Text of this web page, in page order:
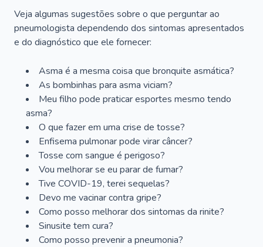
Veja algumas sugestões sobre o que perguntar ao
pneumologista dependendo dos sintomas apresentados
e do diagnóstico que ele fornecer:
Asma é a mesma coisa que bronquite asmática?
As bombinhas para asma viciam?
Meu filho pode praticar esportes mesmo tendo
asma?
O que fazer em uma crise de tosse?
Enfisema pulmonar pode virar câncer?
Tosse com sangue é perigoso?
Vou melhorar se eu parar de fumar?
Tive COVID-19, terei sequelas?
Devo me vacinar contra gripe?
Como posso melhorar dos sintomas da rinite?
Sinusite tem cura?
Como posso prevenir a pneumonia?